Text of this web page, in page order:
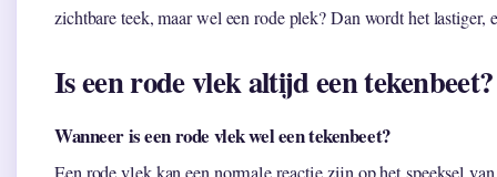
zichtbare teek, maar wel een rode plek? Dan wordt het
Is een rode vlek altijd een tekenbeet?
Wanneer is een rode vlek wel een tekenbeet?